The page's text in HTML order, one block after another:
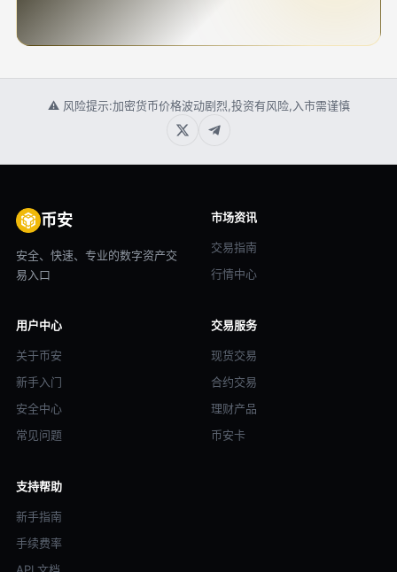
⚠ 风险提示:加密货币价格波动剧烈,投资有风险,入市需谨慎
币安
安全、快速、专业的数字资产交
易入口
市场资讯
交易指南
行情中心
用户中心
关于币安
新手入门
安全中心
常见问题
交易服务
现货交易
合约交易
理财产品
币安卡
支持帮助
新手指南
手续费率